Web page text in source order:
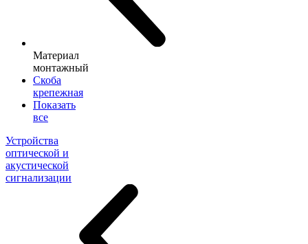
Материал
монтажный
Скоба
крепежная
Показать
все
Устройства
оптической и
акустической
сигнализации